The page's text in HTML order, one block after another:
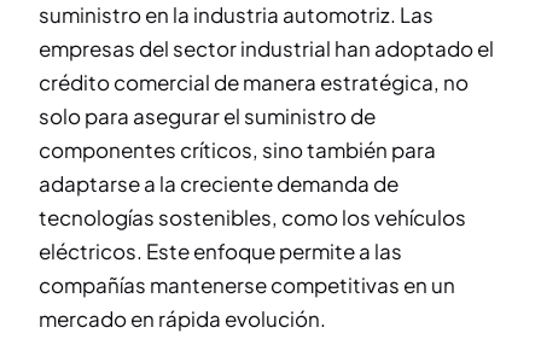
suministro en la industria automotriz. Las
empresas del sector industrial han adoptado el
crédito comercial de manera estratégica, no
solo para asegurar el suministro de
componentes críticos, sino también para
adaptarse a la creciente demanda de
tecnologías sostenibles, como los vehículos
eléctricos. Este enfoque permite a las
compañías mantenerse competitivas en un
mercado en rápida evolución.